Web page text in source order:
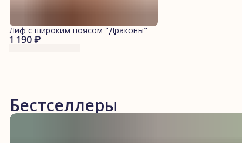
1 190 ₽
Лиф с широким поясом "Драконы"
Бестселлеры